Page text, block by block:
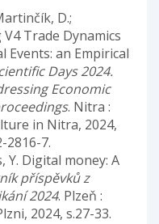
D.;
Trade Dynamics
Events: an Empirical
Days 2024.
Economic
. Nitra :
in Nitra, 2024,
2816-7.
Y. Digital money: A
příspěvků z
2024. Plzeň :
2024, s.27-33.